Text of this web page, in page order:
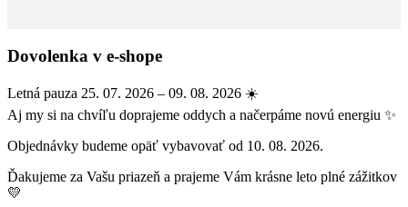
Dovolenka v e-shope
Letná pauza 25. 07. 2026 – 09. 08. 2026 ☀️
Aj my si na chvíľu doprajeme oddych a načerpáme novú energiu ✨
Objednávky budeme opäť vybavovať od 10. 08. 2026.
Ďakujeme za Vašu priazeň a prajeme Vám krásne leto plné zážitkov
💛